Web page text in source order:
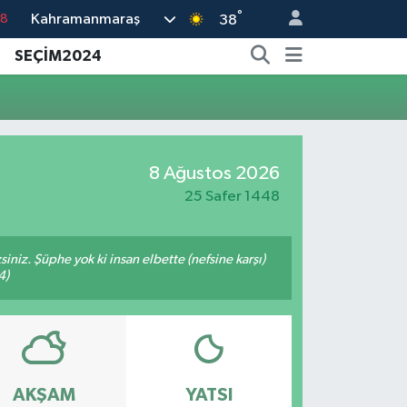
Kahramanmaraş 38°
SEÇİM2024
8 Ağustos 2026
25 Safer 1448
Şüphe yok ki insan elbette (nefsine karşı)
AKŞAM YATSI